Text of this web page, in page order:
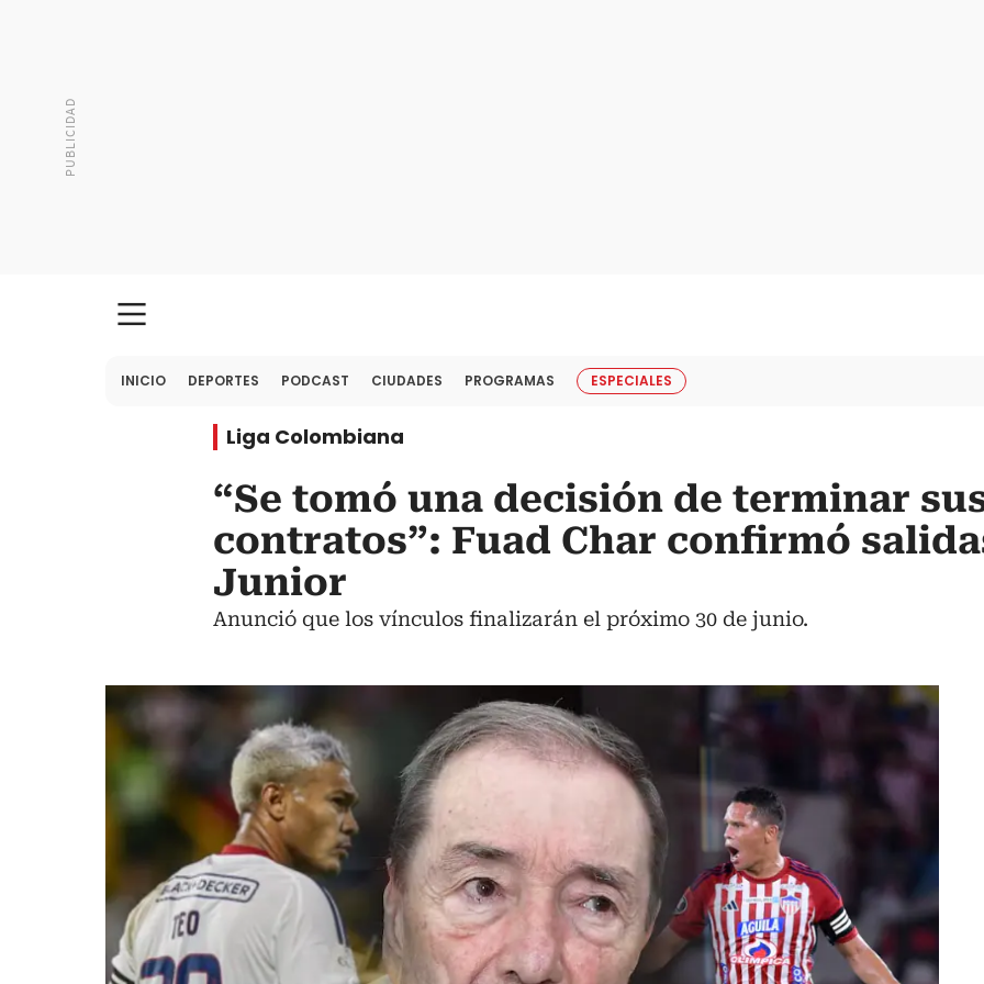
INICIO DEPORTES PODCAST CIUDADES PROGRAMAS ESPECIALES
Liga Colombiana
“Se tomó una decisión de terminar
contratos”: Fuad Char confirmó
Junior
Anunció que los vínculos finalizarán el próximo 30 de junio.